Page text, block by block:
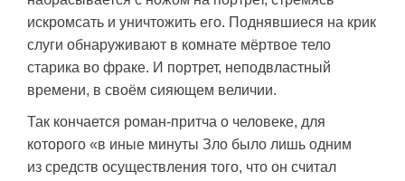
искромсать и уничтожить его. Поднявшиеся на крик
слуги обнаруживают в комнате мёртвое тело
старика во фраке. И портрет, неподвластный
времени, в своём сияющем величии.
Так кончается роман-притча о человеке, для
которого «в иные минуты Зло было лишь одним
из средств осуществления того, что он считал